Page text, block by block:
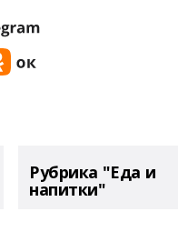
Рубрика "Еда и
напитки"